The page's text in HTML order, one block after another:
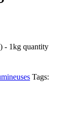
- 1kg quantity
Tags: